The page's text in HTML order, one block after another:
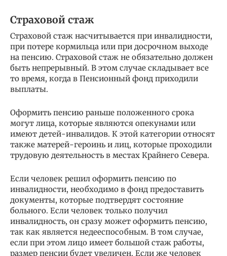
Страховой стаж
Страховой стаж насчитывается при инвалидности,
при потере кормильца или при досрочном выходе
на пенсию. Страховой стаж не обязательно должен
быть непрерывный. В этом случае складывает все
то время, когда в Пенсионный фонд приходили
выплаты.
Оформить пенсию раньше положенного срока
могут лица, которые являются опекунами или
имеют детей-инвалидов. К этой категории относят
также матерей-героинь и лиц, которые проходили
трудовую деятельность в местах Крайнего Севера.
Если человек решил оформить пенсию по
инвалидности, необходимо в фонд предоставить
документы, которые подтвердят состояние
больного. Если человек только получил
инвалидность, он сразу может оформить пенсию,
так как является недееспособным. В том случае,
если при этом лицо имеет большой стаж работы,
размер пенсии будет увеличен. Если же человек